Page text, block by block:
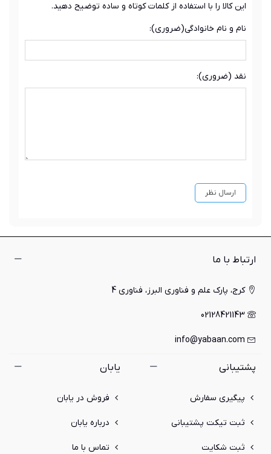
این کالا را با استفاده از کلمات کوتاه و ساده توضیح دهید.
نام و نام خانوادگی(ضروری):
نقد (ضروری):
ارتباط با ما
کرج، پارک علم و فناوری البرز، فناوری 4
02128421143
info@yabaan.com
پشتیبانی
پیگیری سفارش
ثبت تیکت پشتیبانی
ثبت شکایت
یابان
فروش در یابان
درباره یابان
تماس با ما